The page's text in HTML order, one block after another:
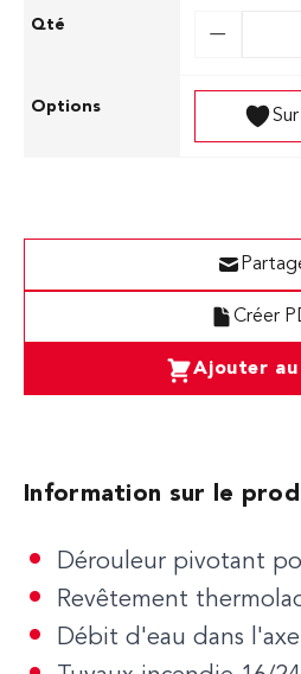
Ajouter au
Créer
Information sur le
Dérouleur pivotant
Revêtement
Débit d'eau dans l'axe